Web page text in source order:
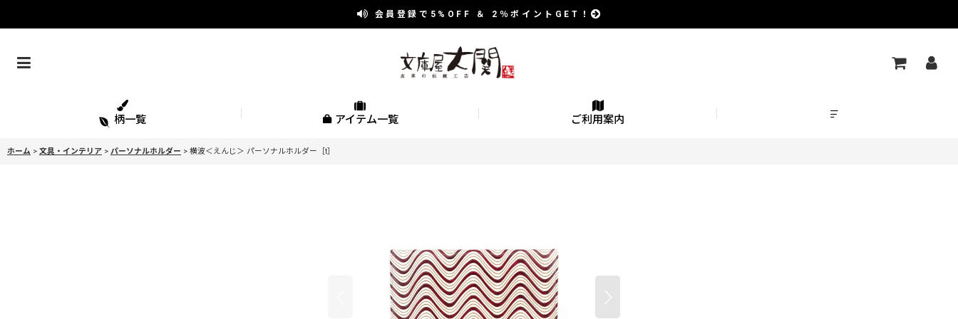
会員登録で 5%OFF ＆ 2％ポイントGET！
柄一覧 アイテム一覧 ご利用案内
ホーム > 文具・インテリア > パーソナルホルダー > 横波＜えんじ＞ パーソナルホルダー［t］